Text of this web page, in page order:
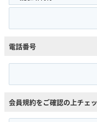
電話番号
会員規約をご確認の上チェ